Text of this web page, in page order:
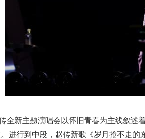
全新主题演唱会以怀旧青春为主线叙述
进行到中段，赵传新歌《岁月抢不走